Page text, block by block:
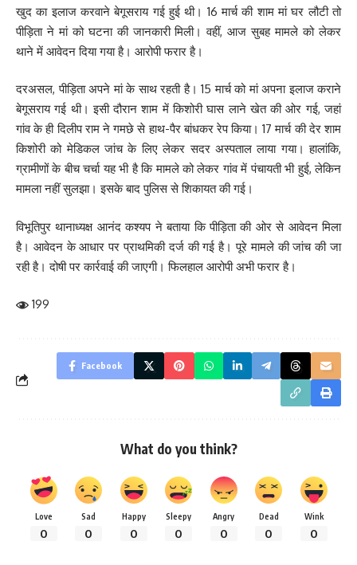
खुद का इलाज करवाने बेगूसराय गई हुई थी। 16 मार्च की शाम मां घर लौटी तो
पीड़िता ने मां को घटना की जानकारी मिली। वहीं, आज सुबह मामले को लेकर
थाने में आवेदन दिया गया है। आरोपी फरार है।
दरअसल, पीड़िता अपने मां के साथ रहती है। 15 मार्च को मां अपना इलाज कराने
बेगूसराय गई थी। इसी दौरान शाम में किशोरी घास लाने खेत की ओर गई, जहां
गांव के ही दिलीप राम ने गमछे से हाथ-पैर बांधकर रेप किया। 17 मार्च की देर शाम
किशोरी को मेडिकल जांच के लिए लेकर सदर अस्पताल लाया गया। हालांकि,
ग्रामीणों के बीच चर्चा यह भी है कि मामले को लेकर गांव में पंचायती भी हुई, लेकिन
मामला नहीं सुलझा। इसके बाद पुलिस से शिकायत की गई।
विभूतिपुर थानाध्यक्ष आनंद कश्यप ने बताया कि पीड़िता की ओर से आवेदन मिला
है। आवेदन के आधार पर प्राथमिकी दर्ज की गई है। पूरे मामले की जांच की जा
रही है। दोषी पर कार्रवाई की जाएगी। फिलहाल आरोपी अभी फरार है।
199
Facebook
What do you think?
Love
0
Sad
0
Happy
0
Sleepy
0
Angry
0
Dead
0
Wink
0